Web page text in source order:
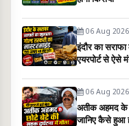
06 Aug 2026
इंदौर का सराफा
एयरपोर्ट से ऐसे
06 Aug 2026
अतीक अहमद के
जानिए कैसे हुआ